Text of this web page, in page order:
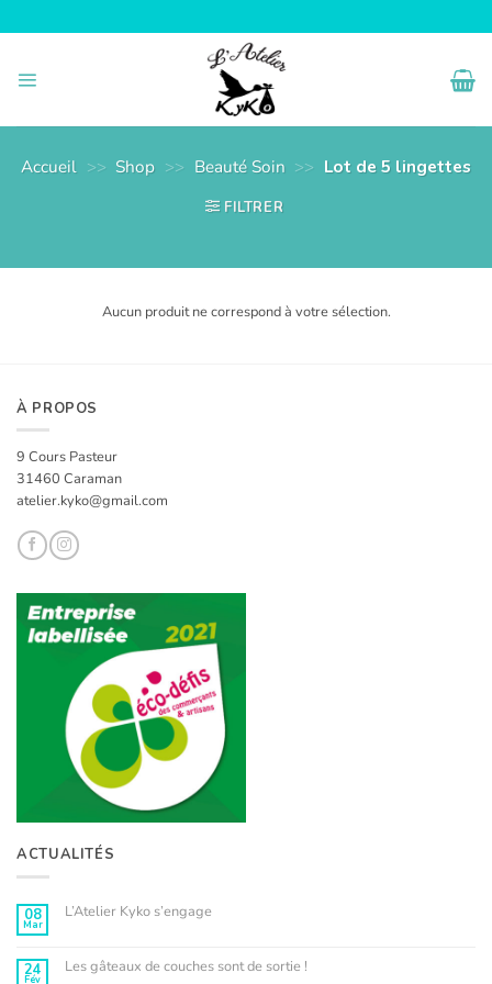
au
Accueil >> Shop >> Beauté Soin >> Lot de 5 lingettes
FILTRER
Aucun produit ne correspond à votre sélection.
À PROPOS
9 Cours Pasteur
31460 Caraman
atelier.kyko@gmail.com
ACTUALITÉS
08
Mar
L’Atelier Kyko s’engage
L’Atelier
Kyko
24
Fév
Les gâteaux de couches sont de sortie !